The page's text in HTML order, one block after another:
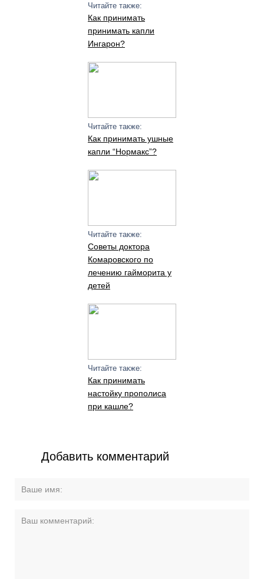
Читайте также:
Как принимать
принимать капли
Ингарон?
Читайте также:
Как принимать ушные
капли “Нормакс”?
Читайте также:
Советы доктора
Комаровского по
лечению гайморита у
детей
Читайте также:
Как принимать
настойку прополиса
при кашле?
Добавить комментарий